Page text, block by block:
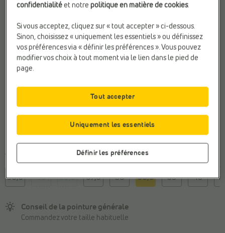
Taille
35,5 36 36,5 37,5 38 38,5 39 40
Conseil de la pointure générale
Commandez votre taille habituelle
confidentialité et notre politique en matière de cookies.
Si vous acceptez, cliquez sur « tout accepter » ci-dessous.
Sinon, choisissez « uniquement les essentiels » ou définissez
vos préférences via « définir les préférences ». Vous pouvez
modifier vos choix à tout moment via le lien dans le pied de
page.
Définir les préférences
Uniquement les essentiels
Tout accepter